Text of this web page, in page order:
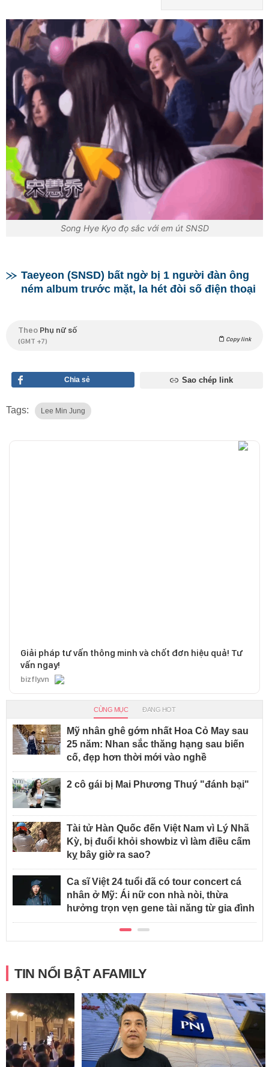
Song Hye Kyo đọ sắc với em út SNSD
Taeyeon (SNSD) bất ngờ bị 1 người đàn ông
ném album trước mặt, la hét đòi số điện thoại
Theo Phụ nữ số
(GMT +7) Copy link
Chia sẻ Sao chép link
Tags: Lee Min Jung
Giải pháp tư vấn thông minh và chốt đơn hiệu quả! Tư
vấn ngay!
bizfly.vn
CÙNG MỤC ĐANG HOT
Mỹ nhân ghê gớm nhất Hoa Cỏ May sau
25 năm: Nhan sắc thăng hạng sau biến
cố, đẹp hơn thời mới vào nghề
2 cô gái bị Mai Phương Thuý "đánh bại"
Tài tử Hàn Quốc đến Việt Nam vì Lý Nhã
Kỳ, bị đuổi khỏi showbiz vì làm điều cấm
kỵ bây giờ ra sao?
Ca sĩ Việt 24 tuổi đã có tour concert cá
nhân ở Mỹ: Ái nữ con nhà nòi, thừa
hưởng trọn vẹn gene tài năng từ gia đình
TIN NỔI BẬT AFAMILY